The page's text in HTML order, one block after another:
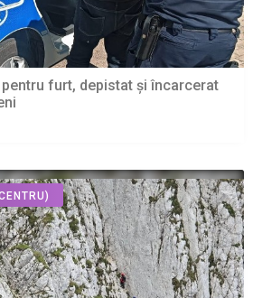
furt, depistat și încarcerat